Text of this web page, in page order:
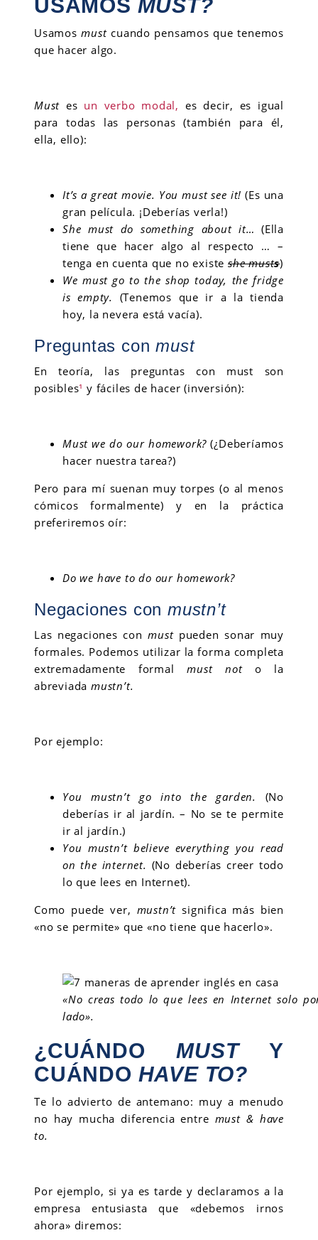
USAMOS MUST?
Usamosmustcuando pensamos que tenemos
que hacer algo.
Must es un verbo modal, es decir, es igual
para todas las personas (también para él,
ella, ello):
It’s a great movie. You must see it! (Es una
gran película. ¡Deberías verla!)
She must do something about it… (Ella
tiene que hacer algo al respecto … –
tenga en cuenta que no existeshe musts)
We must go to the shop today, the fridge
is empty.
(Tenemos que ir a la tienda
hoy, la nevera está vacía).
Preguntas conmust
En teoría, las preguntas con must son
posibles¹ y fáciles de hacer (inversión):
Must we do our homework?(¿Deberíamos
hacer nuestra tarea?)
Pero para mí suenan muy torpes (o al menos
cómicos formalmente) y en la práctica
preferiremos oír:
Do we have to do our homework?
Negaciones con mustn’t
Las negaciones conmustpueden sonar muy
formales. Podemos utilizar la forma completa
extremadamente formalmust noto la
abreviadamustn’t.
Por ejemplo:
You mustn’t go into the garden.
(No
deberías ir al jardín. – No se te permite
ir al jardín.)
You mustn’t believe everything you read
on the internet. (No deberías creer todo
lo que lees en Internet).
Como puede ver, mustn’tsignifica más bien
«no se permite» que «no tiene que hacerlo».
«No creas todo lo que lees en Internet solo
lado».
¿CUÁNDOMUSTY
CUÁNDO HAVE TO?
Te lo advierto de antemano: muy a menudo
no hay mucha diferencia entre must & have
to.
Por ejemplo, si ya es tarde y declaramos a la
empresa entusiasta que «debemos irnos
ahora» diremos: